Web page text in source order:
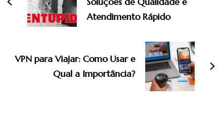
post
Atendimento Rápido
VPN para Viajar: Como Usar e
Qual a Importância?